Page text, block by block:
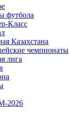
футбола
Класс
Казахстана
чемпионаты
лига
2026